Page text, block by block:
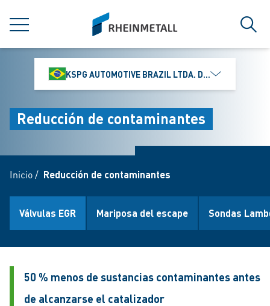
MENÚ
siteLogo
KSPG AUTOMOTIVE BRAZIL LTDA. DIVISÃO MS
Reducción de contaminantes
Inicio/ Reducción de contaminantes
Válvulas EGR Mariposa del escape Sondas
50 % menos de sustancias contaminantes antes
de alcanzarse el catalizador